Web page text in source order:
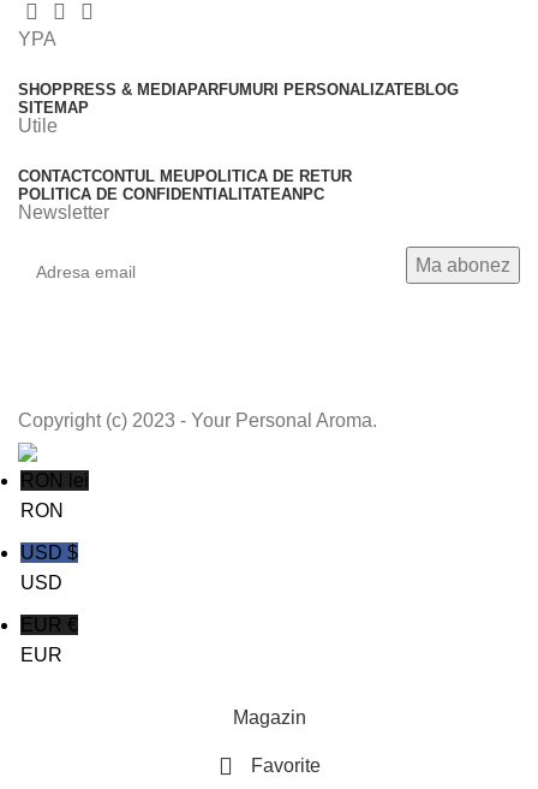
YPA
SHOPPRESS & MEDIAPARFUMURI PERSONALIZATEBLOG
SITEMAP
Utile
CONTACTCONTUL MEUPOLITICA DE RETUR
POLITICA DE CONFIDENTIALITATEANPC
Newsletter
Copyright (c) 2023 - Your Personal Aroma.
RON lei
RON
USD $
USD
EUR €
EUR
Magazin
Favorite